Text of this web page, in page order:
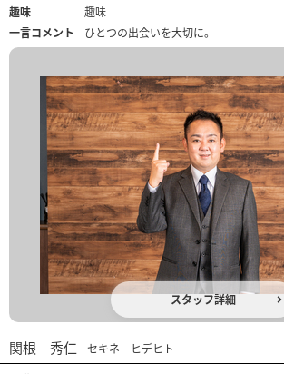
趣味
趣味
一言コメント
ひとつの出会いを大切に。
スタッフ詳細
関根 秀仁
セキネ ヒデヒト